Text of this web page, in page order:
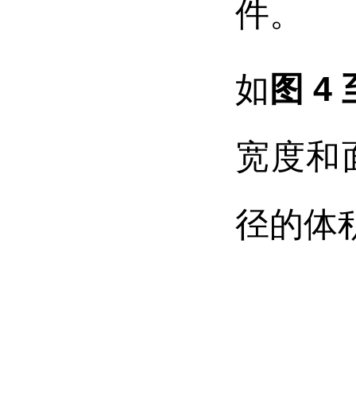
件。
如 图 4
宽度和
径的体